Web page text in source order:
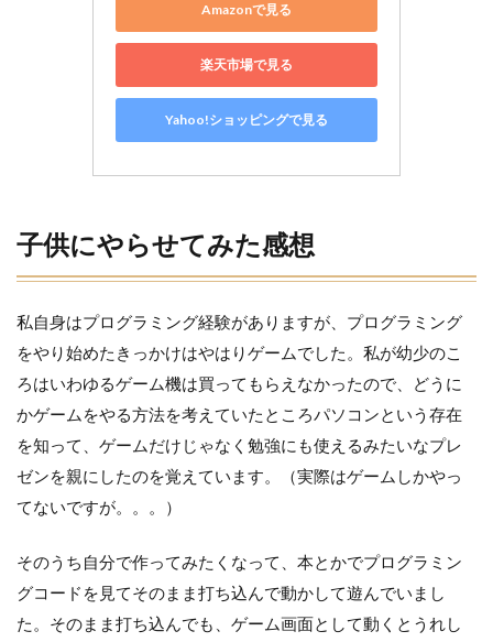
Amazonで見る
楽天市場で見る
Yahoo!ショッピングで見る
子供にやらせてみた感想
私自身はプログラミング経験がありますが、プログラミング
をやり始めたきっかけはやはりゲームでした。私が幼少のこ
ろはいわゆるゲーム機は買ってもらえなかったので、どうに
かゲームをやる方法を考えていたところパソコンという存在
を知って、ゲームだけじゃなく勉強にも使えるみたいなプレ
ゼンを親にしたのを覚えています。（実際はゲームしかやっ
てないですが。。。）
そのうち自分で作ってみたくなって、本とかでプログラミン
グコードを見てそのまま打ち込んで動かして遊んでいまし
た。そのまま打ち込んでも、ゲーム画面として動くとうれし